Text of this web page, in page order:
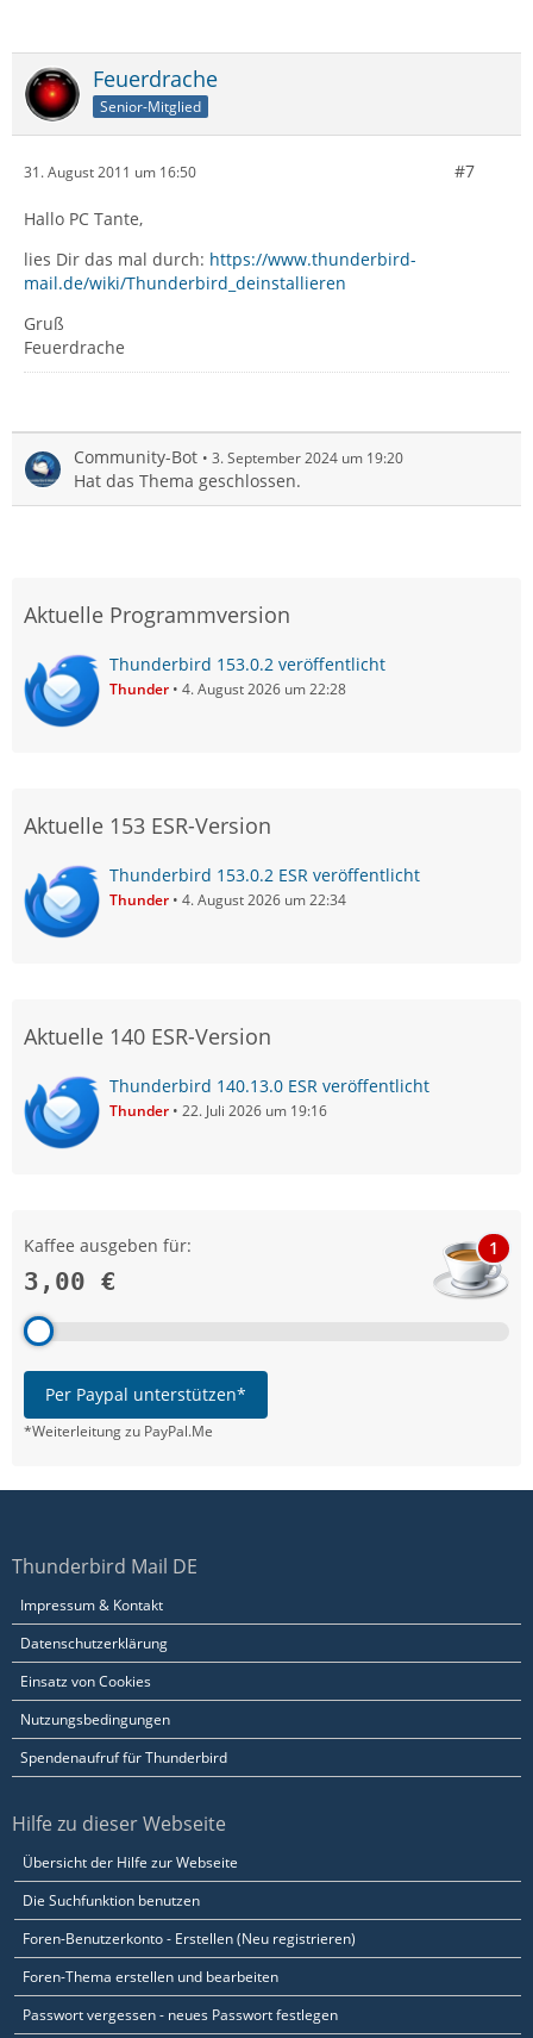
Feuerdrache
Senior-Mitglied
31. August 2011 um 16:50 #7
Hallo PC Tante,
lies Dir das mal durch: https://www.thunderbird-
mail.de/wiki/Thunderbird_deinstallieren
Gruß
Feuerdrache
Community-Bot 3. September 2024 um 19:20
Hat das Thema geschlossen.
Aktuelle Programmversion
Thunderbird 153.0.2 veröffentlicht
Thunder 4. August 2026 um 22:28
Aktuelle 153 ESR-Version
Thunderbird 153.0.2 ESR veröffentlicht
Thunder 4. August 2026 um 22:34
Aktuelle 140 ESR-Version
Thunderbird 140.13.0 ESR veröffentlicht
Thunder 22. Juli 2026 um 19:16
Kaffee ausgeben für:
3,00 €
1
Per Paypal unterstützen*
*Weiterleitung zu PayPal.Me
Thunderbird Mail DE
Impressum & Kontakt
Datenschutzerklärung
Einsatz von Cookies
Nutzungsbedingungen
Spendenaufruf für Thunderbird
Hilfe zu dieser Webseite
Übersicht der Hilfe zur Webseite
Die Suchfunktion benutzen
Foren-Benutzerkonto - Erstellen (Neu registrieren)
Foren-Thema erstellen und bearbeiten
Passwort vergessen - neues Passwort festlegen